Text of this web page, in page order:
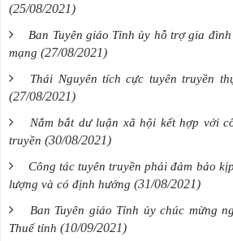
(25/08/2021)
Ban Tuyên giáo Tỉnh ủy hỗ trợ gia
mạng (27/08/2021)
Thái Nguyên tích cực tuyên truyền
(27/08/2021)
Nắm bắt dư luận xã hội kết hợp với
truyền (30/08/2021)
Công tác tuyên truyền phải đảm bảo
lượng và có định hướng (31/08/2021)
Ban Tuyên giáo Tỉnh ủy chúc mừng
Thuế tỉnh (10/09/2021)